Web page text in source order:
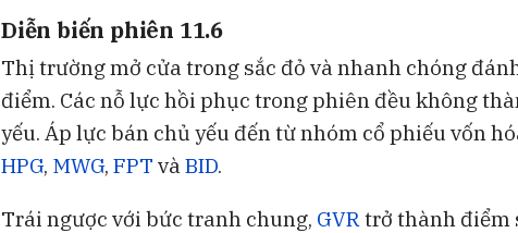
Diễn biến phiên 11.6
Thị trường mở cửa trong sắc đỏ và nhanh chóng
điểm. Các nỗ lực hồi phục trong phiên đều không
yếu. Áp lực bán chủ yếu đến từ nhóm cổ phiếu vốn
HPG, MWG, FPT và BID.
Trái ngược với bức tranh chung, GVR trở thành điểm